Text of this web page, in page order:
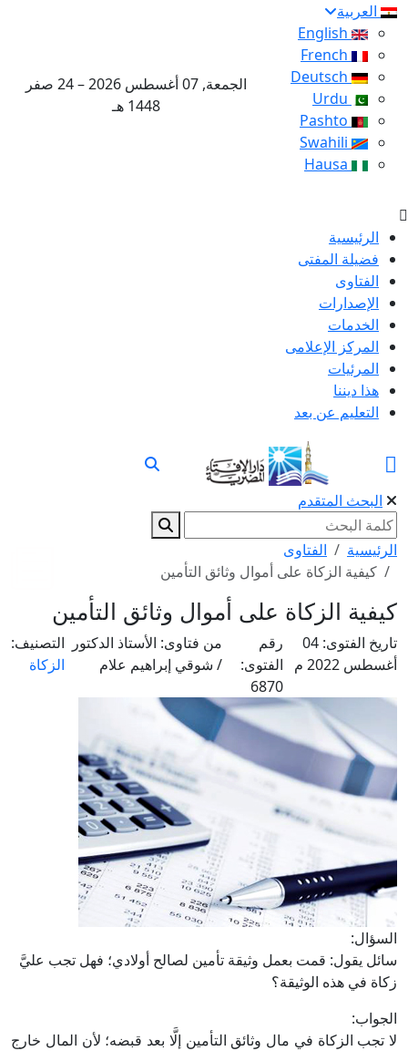
العربية
الجمعة, 07 أغسطس 2026 – 24 صفر
1448 هـ
الرئيسية
فضيلة المفتى
الفتاوى
الإصدارات
الخدمات
المركز الإعلامى
المرئيات
هذا ديننا
التعليم عن بعد
البحث المتقدم
الرئيسية
الفتاوى
كيفية الزكاة على أموال وثائق التأمين
كيفية الزكاة على أموال وثائق التأمين
تاريخ الفتوى: 04
أغسطس 2022 م
رقم
الفتوى:
6870
من فتاوى: الأستاذ الدكتور
/ شوقي إبراهيم علام
التصنيف:
الزكاة
السؤال:
سائل يقول: قمت بعمل وثيقة تأمين لصالح أولادي؛ فهل تجب عليَّ
زكاة في هذه الوثيقة؟
الجواب:
لا تجب الزكاة في مال وثائق التأمين إلَّا بعد قبضه؛ لأن المال خارج